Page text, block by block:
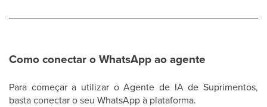
Como conectar o WhatsApp ao agente
Para começar a utilizar o Agente de IA de Suprimentos,
basta conectar o seu WhatsApp à plataforma.